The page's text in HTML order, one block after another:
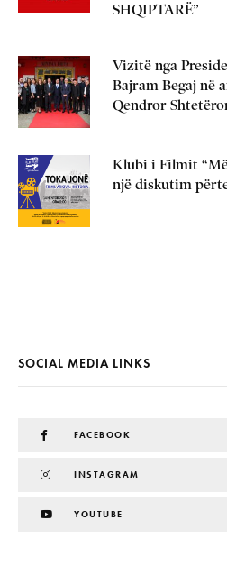
SHQIPTARË”
Vizitë nga
Bajram Begaj në
Qendror
Klubi i Filmit
një diskutim
SOCIAL MEDIA LINKS
FACEBOOK
INSTAGRAM
YOUTUBE